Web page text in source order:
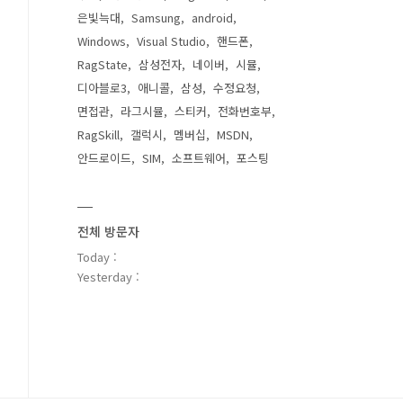
은빛늑대
Samsung
android
Windows
Visual Studio
핸드폰
RagState
삼성전자 네이버
시뮬
디아블로3
애니콜 삼성
수정요청
면접관
라그시뮬 스티커
전화번호부
RagSkill
갤럭시 멤버십
MSDN
안드로이드
SIM 소프트웨어 포스팅
전체 방문자
Today :
Yesterday :